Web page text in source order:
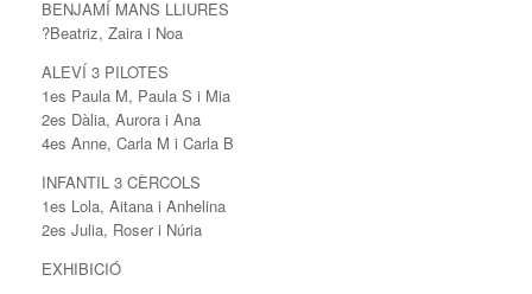
BENJAMÍ MANS LLIURES
?Beatriz, Zaira i Noa
ALEVÍ 3 PILOTES
1es Paula M, Paula S i Mia
2es Dàlia, Aurora i Ana
4es Anne, Carla M i Carla B
INFANTIL 3 CÈRCOLS
1es Lola, Aitana i Anhelina
2es Julia, Roser i Núria
EXHIBICIÓ